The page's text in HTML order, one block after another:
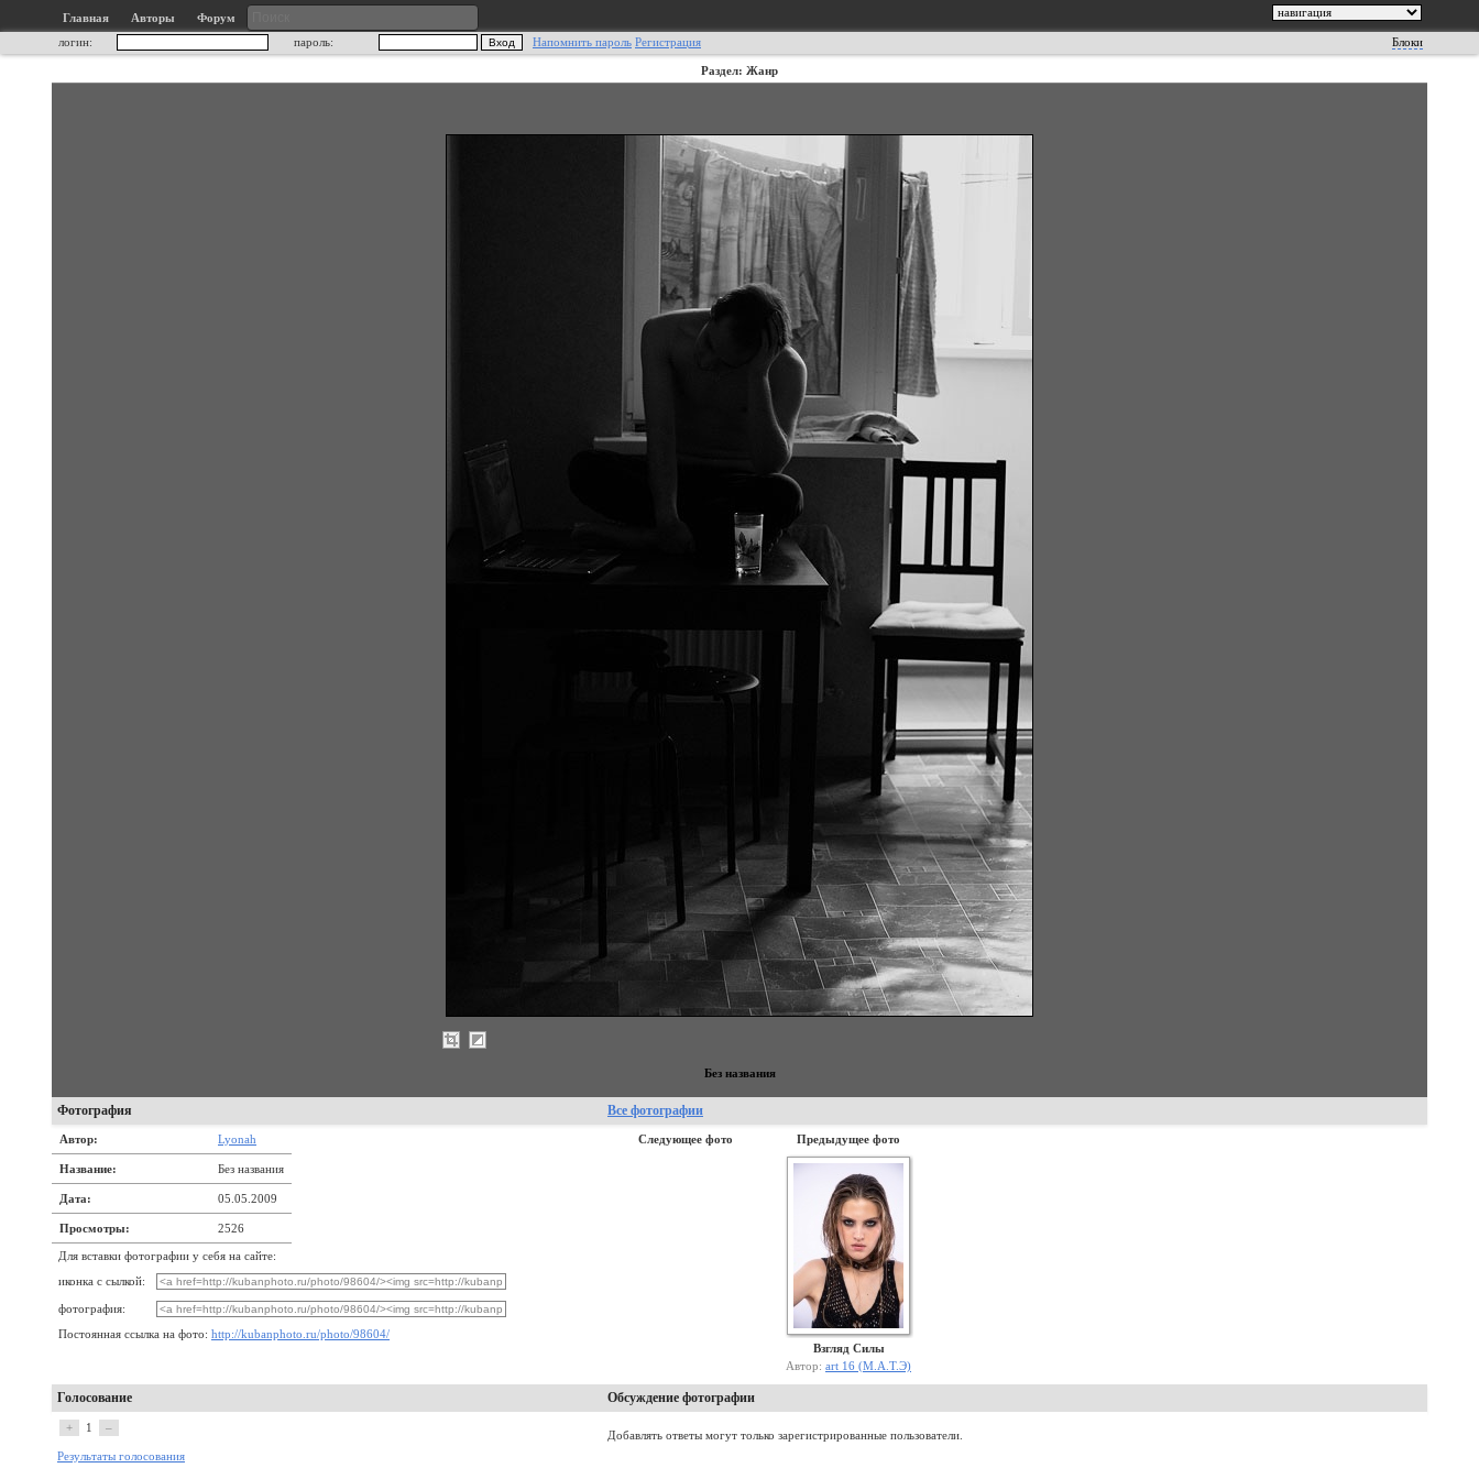
Главная Авторы
Форум
логин:
пароль: Напомнить пароль Регистрация Блоки
Раздел: Жанр
Без названия
Фотография Все фотографии
Автор: Lyonah
Название: Без названия
Дата: 05.05.2009
Просмотры: 2526
Для вставки фотографии у себя на сайте:
иконка с сылкой:
фотография:
Постоянная ссылка на фото: http://kubanphoto.ru/photo/98604/
Следующее фото Предыдущее фото
Взгляд Силы
Автор: art 16 (М.А.Т.Э)
Голосование Обсуждение фотографии
+ 1 –
Результаты голосования
Добавлять ответы могут только зарегистрированные пользователи.